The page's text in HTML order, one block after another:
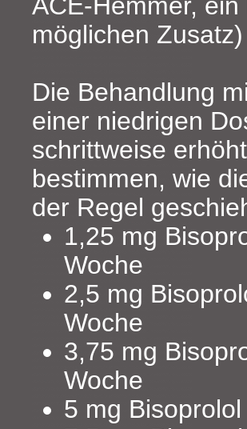
möglichen
Die Behandlung
einer niedrigen
schrittweise
bestimmen, wie
der Regel
1,25 mg
Woche
2,5 mg
Woche
3,75 mg
Woche
5 mg